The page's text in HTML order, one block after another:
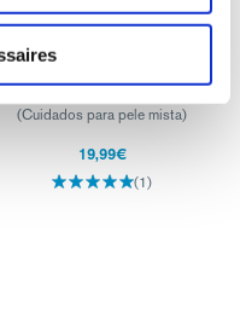
HYSEAC – MÁSCARA
BRILHO
(Cuidados para pele mista)
19,99€
(1)